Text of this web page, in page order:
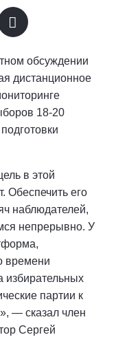
обсуждении
дистанционное
18-20
в этой
Обеспечить его
наблюдателей,
непрерывно. У
времени
избирательных
партии к
— сказал член
Сергей